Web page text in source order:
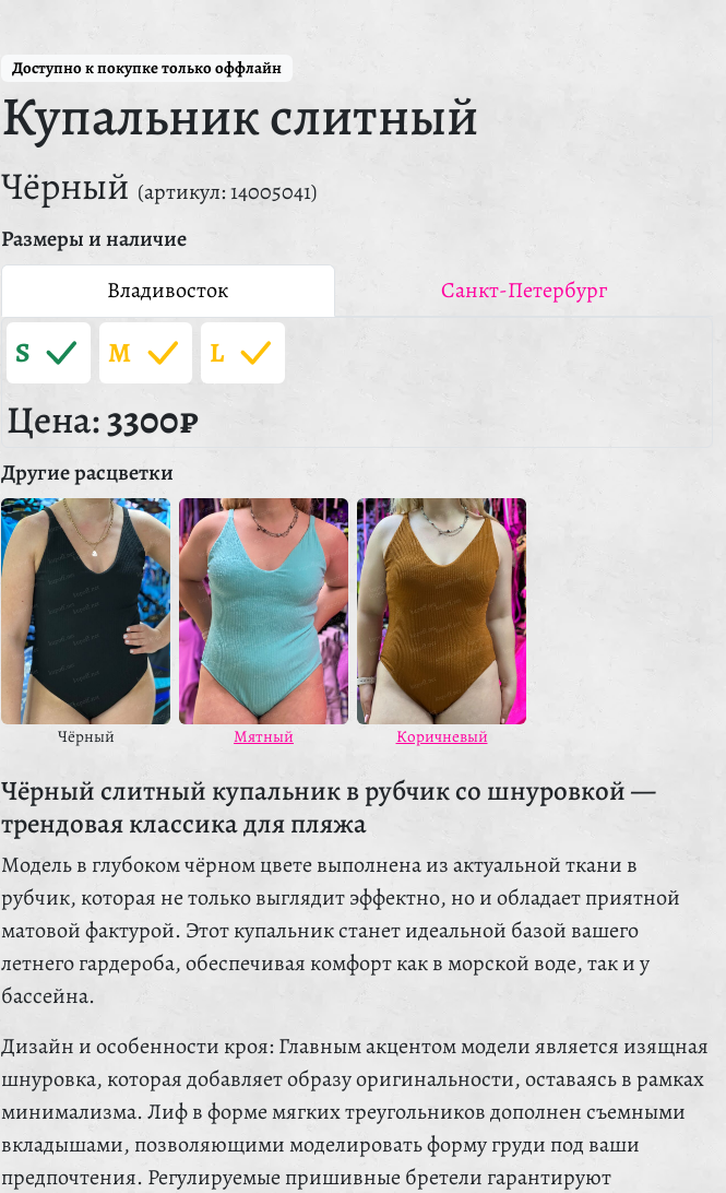
Доступно к покупке только оффлайн
Купальник слитный
Чёрный (артикул: 14005041)
Размеры и наличие
Владивосток
Санкт-Петербург
S M L
Цена:3300₽
Другие расцветки
Чёрный Мятный Коричневый
Чёрный слитный купальник в рубчик со шнуровкой —
трендовая классика для пляжа
Модель в глубоком чёрном цвете выполнена из актуальной ткани в
рубчик, которая не только выглядит эффектно, но и обладает приятной
матовой фактурой. Этот купальник станет идеальной базой вашего
летнего гардероба, обеспечивая комфорт как в морской воде, так и у
бассейна.
Дизайн и особенности кроя: Главным акцентом модели является изящная
шнуровка, которая добавляет образу оригинальности, оставаясь в рамках
минимализма. Лиф в форме мягких треугольников дополнен съемными
вкладышами, позволяющими моделировать форму груди под ваши
предпочтения. Регулируемые пришивные бретели гарантируют